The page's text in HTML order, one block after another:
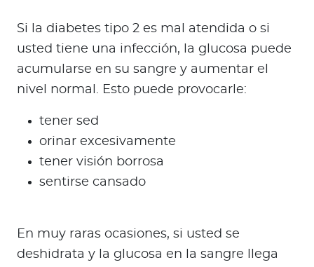
Si la diabetes tipo 2 es mal atendida o si
usted tiene una infección, la glucosa puede
acumularse en su sangre y aumentar el
nivel normal. Esto puede provocarle:
tener sed
orinar excesivamente
tener visión borrosa
sentirse cansado
En muy raras ocasiones, si usted se
deshidrata y la glucosa en la sangre llega